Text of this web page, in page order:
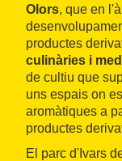
Olors, que en
productes
culinàries i
de cultiu que
uns espais on
aromàtiques a
productes
El parc d'Ivars